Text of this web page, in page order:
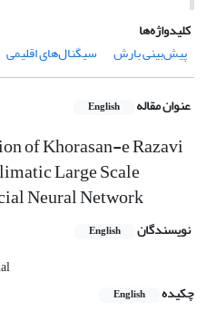
کلیدواژه‌ها
پیش‌بینی بارش
سیگنال‌های اقلیمی
عنوان مقاله English
of Khorasan-e Razavi
Large Scale
Neural Network
نویسندگان English
چکیده
English